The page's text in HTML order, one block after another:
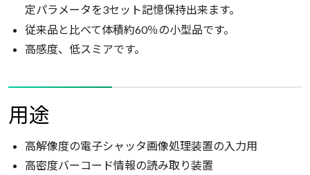
定パラメータを3セット記憶保持出来ます。
従来品と比べて体積約60％の小型品です。
高感度、低スミアです。
用途
高解像度の電子シャッタ画像処理装置の入力用
高密度バーコード情報の読み取り装置